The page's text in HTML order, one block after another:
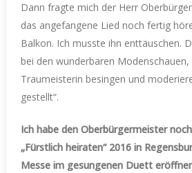
Dann fragte mich der Herr
das angefangene Lied noch fertig
Balkon. Ich musste ihn enttäuschen.
bei den wunderbaren Modenschauen,
Traumeisterin besingen und
gestellt“.
Ich habe den Oberbürgermeister
„Fürstlich heiraten“ 2016 in
Messe im gesungenen Duett